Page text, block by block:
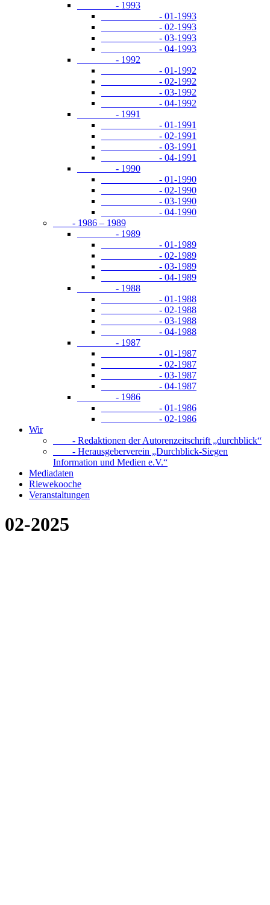
- 1993
- 01-1993
- 02-1993
- 03-1993
- 04-1993
- 1992
- 01-1992
- 02-1992
- 03-1992
- 04-1992
- 1991
- 01-1991
- 02-1991
- 03-1991
- 04-1991
- 1990
- 01-1990
- 02-1990
- 03-1990
- 04-1990
- 1986 – 1989
- 1989
- 01-1989
- 02-1989
- 03-1989
- 04-1989
- 1988
- 01-1988
- 02-1988
- 03-1988
- 04-1988
- 1987
- 01-1987
- 02-1987
- 03-1987
- 04-1987
- 1986
- 01-1986
- 02-1986
Wir
- Redaktionen der Autorenzeitschrift „durchblick“
- Herausgeberverein „Durchblick-Siegen
Information und Medien e.V.“
Mediadaten
Riewekooche
Veranstaltungen
02-2025